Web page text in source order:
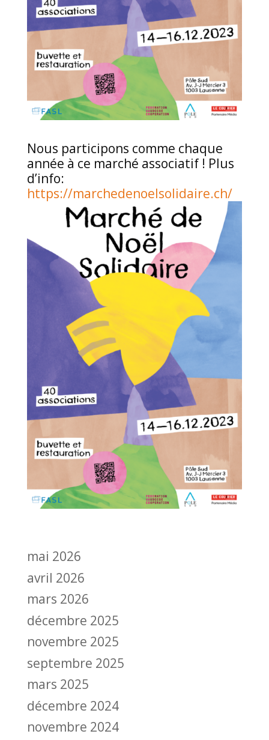
Nous participons comme chaque
année à ce marché associatif ! Plus
d’info:
https://marchedenoelsolidaire.ch/
mai 2026
avril 2026
mars 2026
décembre 2025
novembre 2025
septembre 2025
mars 2025
décembre 2024
novembre 2024